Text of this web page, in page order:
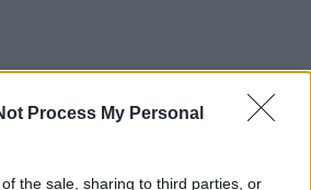
Process My Personal
the sale, sharing to third parties, or